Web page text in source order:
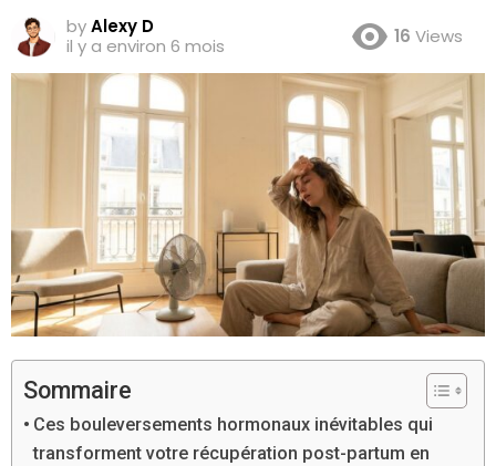
byAlexy D
il y a environ 6 mois
16 Views
Sommaire
Ces bouleversements hormonaux inévitables qui
transforment votre récupération post-partum en